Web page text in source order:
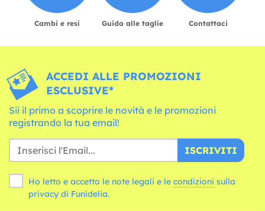
Cambi e resi Guida alle taglie Contattaci
ACCEDI ALLE PROMOZIONI
ESCLUSIVE*
Sii il primo a scoprire le novità e le promozioni
registrando la tua email!
ISCRIVITI
Ho letto e accetto le note legali e le condizioni
privacy di Funidelia.